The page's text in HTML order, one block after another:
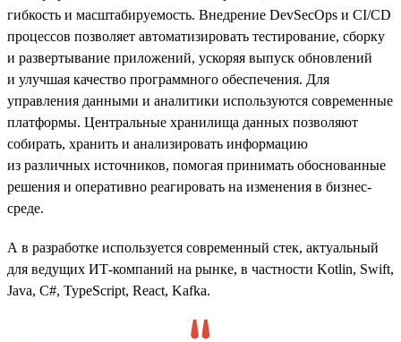
гибкость и масштабируемость. Внедрение DevSecOps и CI/CD
процессов позволяет автоматизировать тестирование, сборку
и развертывание приложений, ускоряя выпуск обновлений
и улучшая качество программного обеспечения. Для
управления данными и аналитики используются современные
платформы. Центральные хранилища данных позволяют
собирать, хранить и анализировать информацию
из различных источников, помогая принимать обоснованные
решения и оперативно реагировать на изменения в бизнес-
среде.
А в разработке используется современный стек, актуальный
для ведущих ИТ-компаний на рынке, в частности Kotlin, Swift,
Java, C#, TypeScript, React, Kafka.